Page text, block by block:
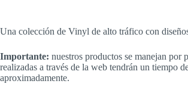
Una colección de Vinyl de alto tráfico con
Importante: nuestros productos se manejan por
realizadas a través de la web tendrán un tiempo
aproximadamente.